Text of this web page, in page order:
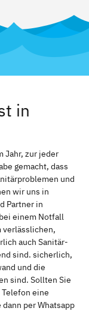
in
Jahr, zur jeder
gemacht, dass
und
wir uns in
Partner in
einem Notfall
verlässlichen,
auch Sanitär-
sind. sicherlich,
und die
sind. Sollten Sie
eine
per Whatsapp